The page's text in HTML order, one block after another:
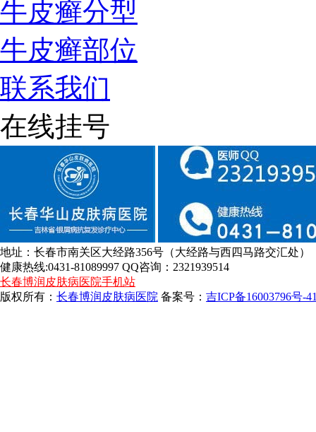
牛皮癣分型
牛皮癣部位
联系我们
在线挂号
地址：长春市南关区大经路356号（大经路与西四马路交汇处）
健康热线:0431-81089997 QQ咨询：2321939514
长春博润皮肤病医院手机站
版权所有： 长春博润皮肤病医院 备案号： 吉ICP备16003796号-